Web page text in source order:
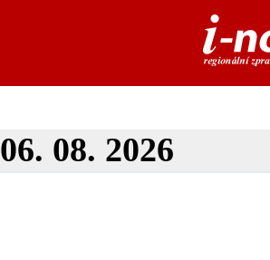
06. 08. 2026